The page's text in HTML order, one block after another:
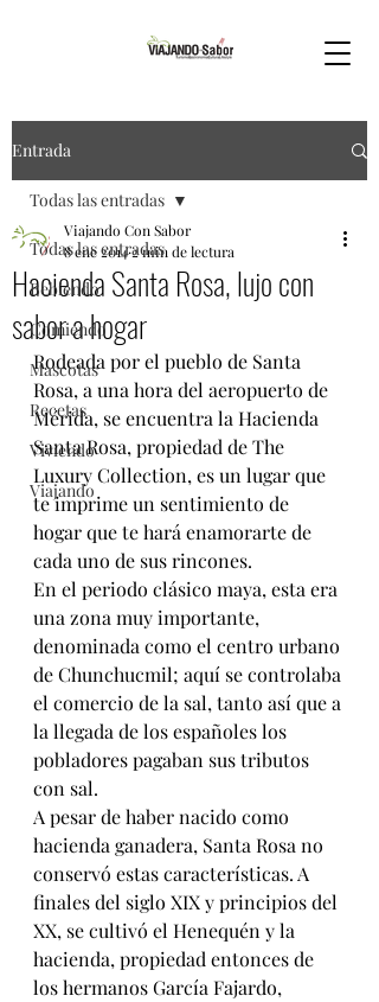
Entrada
Todas las entradas
Bebiendo
Comiendo
Mascotas
Recetas
Viviendo
Viajando
Todas las entradas
Hacienda Santa Rosa, lujo con
sabor a hogar
Viajando Con Sabor
8 ene 20142 min de lectura
Rodeada por el pueblo de Santa
Rosa, a una hora del aeropuerto de
Mérida, se encuentra la Hacienda
Santa Rosa, propiedad de The
Luxury Collection, es un lugar que
te imprime un sentimiento de
hogar que te hará enamorarte de
cada uno de sus rincones.
En el periodo clásico maya, esta era
una zona muy importante,
denominada como el centro urbano
de Chunchucmil; aquí se controlaba
el comercio de la sal, tanto así que a
la llegada de los españoles los
pobladores pagaban sus tributos
con sal.
A pesar de haber nacido como
hacienda ganadera, Santa Rosa no
conservó estas características. A
finales del siglo XIX y principios del
XX, se cultivó el Henequén y la
hacienda, propiedad entonces de
los hermanos García Fajardo,